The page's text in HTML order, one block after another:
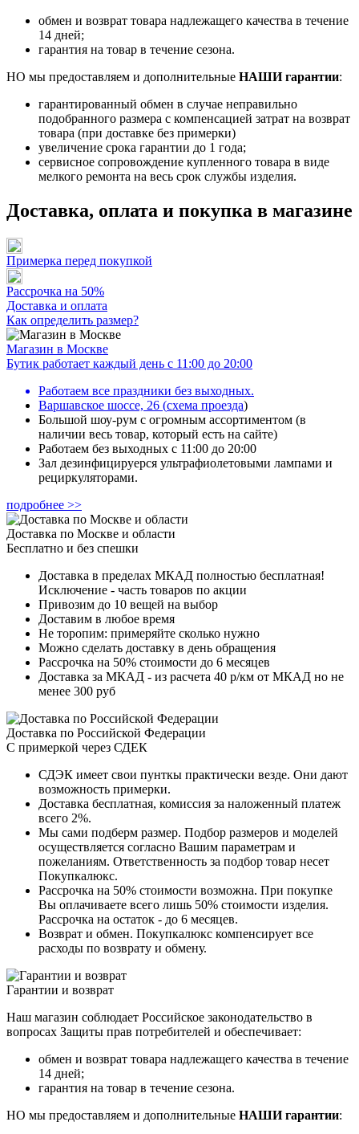
обмен и возврат товара надлежащего качества в течение
14 дней;
гарантия на товар в течение сезона.
НО мы предоставляем и дополнительные НАШИ гарантии:
гарантированный обмен в случае неправильно
подобранного размера с компенсацией затрат на возврат
товара (при доставке без примерки)
увеличение срока гарантии до 1 года;
сервисное сопровождение купленного товара в виде
мелкого ремонта на весь срок службы изделия.
Доставка, оплата и покупка в магазине
Примерка перед покупкой
Рассрочка на 50%
Доставка и оплата
Как определить размер?
Магазин в Москве
Бутик работает каждый день с 11:00 до 20:00
Работаем все праздники без выходных.
Варшавское шоссе, 26 (схема проезда)
Большой шоу-рум с огромным ассортиментом (в
наличии весь товар, который есть на сайте)
Работаем без выходных с 11:00 до 20:00
Зал дезинфицируерся ультрафиолетовыми лампами и
рециркуляторами.
подробнее >>
Доставка по Москве и области
Бесплатно и без спешки
Доставка в пределах МКАД полностью бесплатная!
Исключение - часть товаров по акции
Привозим до 10 вещей на выбор
Доставим в любое время
Не торопим: примеряйте сколько нужно
Можно сделать доставку в день обращения
Рассрочка на 50% стоимости до 6 месяцев
Доставка за МКАД - из расчета 40 р/км от МКАД но не
менее 300 руб
Доставка по Российской Федерации
С примеркой через СДЕК
СДЭК имеет свои пунткы практически везде. Они дают
возможность примерки.
Доставка бесплатная, комиссия за наложенный платеж
всего 2%.
Мы сами подберм размер. Подбор размеров и моделей
осуществляется согласно Вашим параметрам и
пожеланиям. Ответственность за подбор товар несет
Покупкалюкс.
Рассрочка на 50% стоимости возможна. При покупке
Вы оплачиваете всего лишь 50% стоимости изделия.
Рассрочка на остаток - до 6 месяцев.
Возврат и обмен. Покупкалюкс компенсирует все
расходы по возврату и обмену.
Гарантии и возврат
Наш магазин соблюдает Российское законодательство в
вопросах Защиты прав потребителей и обеспечивает:
обмен и возврат товара надлежащего качества в течение
14 дней;
гарантия на товар в течение сезона.
НО мы предоставляем и дополнительные НАШИ гарантии: